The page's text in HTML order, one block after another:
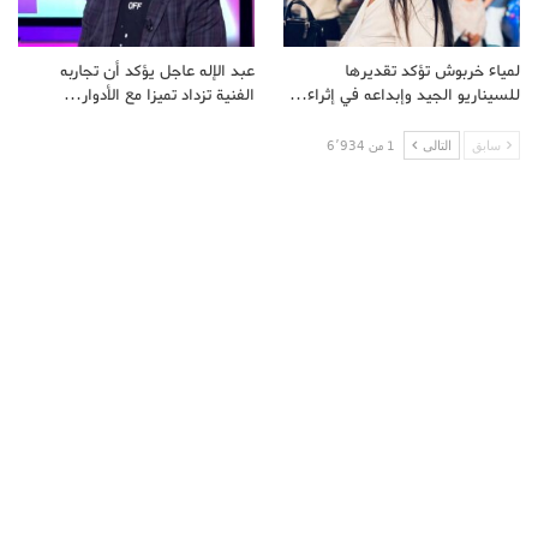
لمياء خربوش تؤكد تقديرها
للسيناريو الجيد وإبداعه في إثراء…
عبد الإله عاجل يؤكد أن تجاربه
الفنية تزداد تميزا مع الأدوار…
سابق التالى 1 من 6٬934